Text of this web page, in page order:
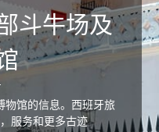
斗牛场及
物馆的信息。西班牙旅
服务和更多古迹